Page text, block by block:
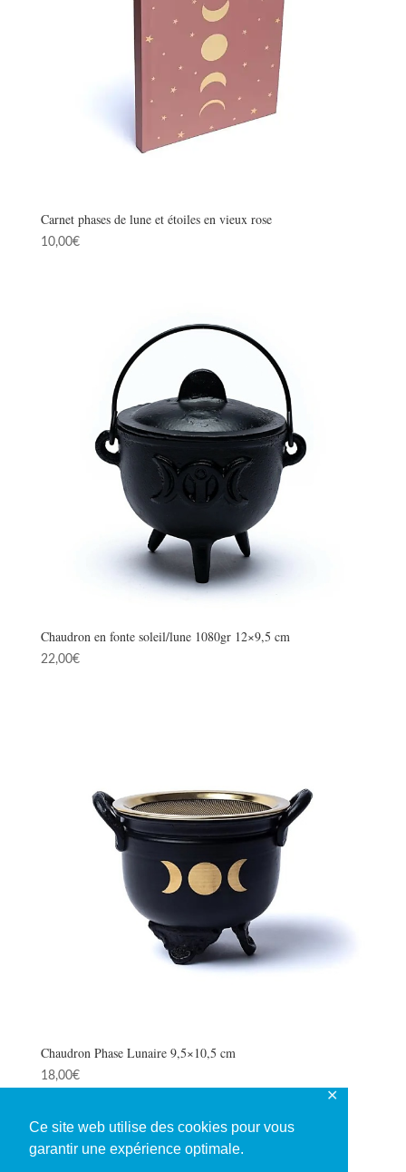
Ce site web utilise des cookies pour vous
garantir une expérience optimale.
✕
Carnet phases de lune et étoiles en vieux rose
10,00€
Chaudron en fonte soleil/lune 1080gr 12×9,5 cm
22,00€
Chaudron Phase Lunaire 9,5×10,5 cm
18,00€
1 2 3 →